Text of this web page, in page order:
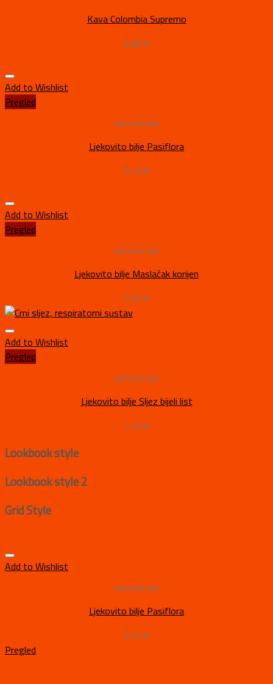
Kava Colombia Supremo
3,80 €
Add to Wishlist
Pregled
Ljekovito bilje
Ljekovito bilje Pasiflora
3,10 €
Add to Wishlist
Pregled
Ljekovito bilje
Ljekovito bilje Maslačak korijen
2,55 €
Add to Wishlist
Pregled
Ljekovito bilje
Ljekovito bilje Sljez bijeli list
1,70 €
Lookbook style
Lookbook style 2
Grid Style
Add to Wishlist
Ljekovito bilje
Ljekovito bilje Pasiflora
3,10 €
Pregled